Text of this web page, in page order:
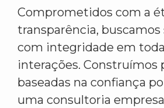
Comprometidos com a
transparência,
com integridade em
interações. Construímos
baseadas na confiança
uma consultoria